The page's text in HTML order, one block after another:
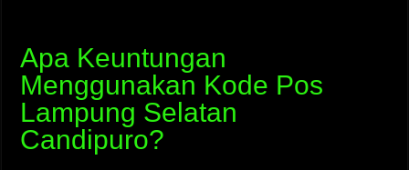
Apa Keuntungan
Menggunakan Kode Pos
Lampung Selatan
Candipuro?